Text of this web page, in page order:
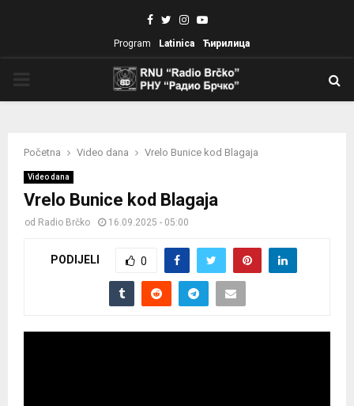
Facebook
TwitterInstagram
Youtube
Program Latinica Ћирилица
Početna Video dana Vrelo Bunice kod Blagaja
Video dana
Vrelo Bunice kod Blagaja
od Radio Brčko 16.09.2025 - 05:00
PODIJELI 0